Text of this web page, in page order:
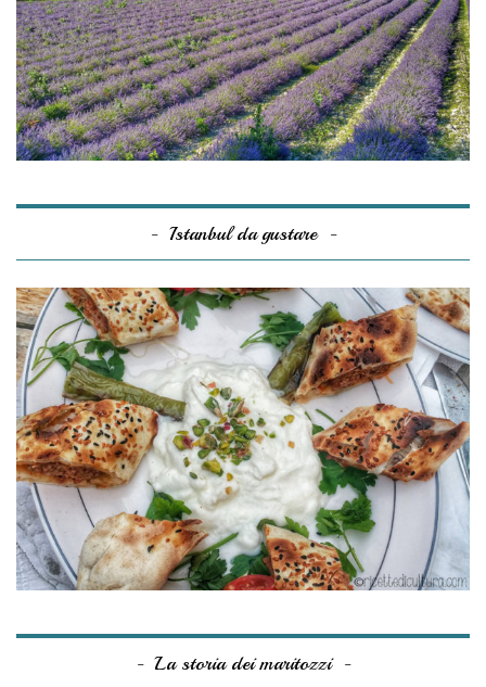
Istanbul da gustare
La storia dei maritozzi